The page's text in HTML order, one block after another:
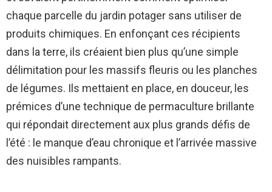
chaque parcelle du jardin potager sans utiliser de
produits chimiques. En enfonçant ces récipients
dans la terre, ils créaient bien plus qu’une simple
délimitation pour les massifs fleuris ou les planches
de légumes. Ils mettaient en place, en douceur, les
prémices d’une technique de permaculture brillante
qui répondait directement aux plus grands défis de
l’été : le manque d’eau chronique et l’arrivée massive
des nuisibles rampants.